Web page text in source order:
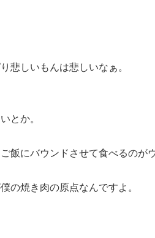
悲しいもんは悲しいなぁ。
とか。
にバウンドさせて食べるのが
の焼き肉の原点なんですよ。